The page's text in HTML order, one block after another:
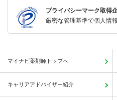
プライバシーマーク取得
厳密な管理基準で個人情
マイナビ薬剤師トップへ
キャリアアドバイザー紹介